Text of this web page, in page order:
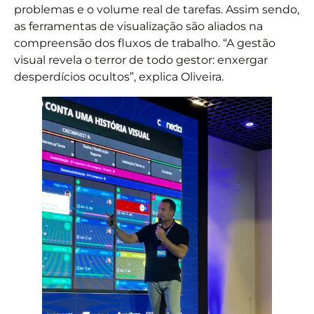
problemas e o volume real de tarefas. Assim sendo,
as ferramentas de visualização são aliados na
compreensão dos fluxos de trabalho. “A gestão
visual revela o terror de todo gestor: enxergar
desperdícios ocultos”, explica Oliveira.